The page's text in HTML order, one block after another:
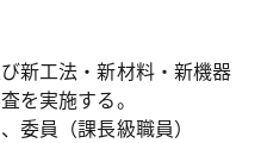
新工法・新材料・新機器
を実施する。
委員（課長級職員）